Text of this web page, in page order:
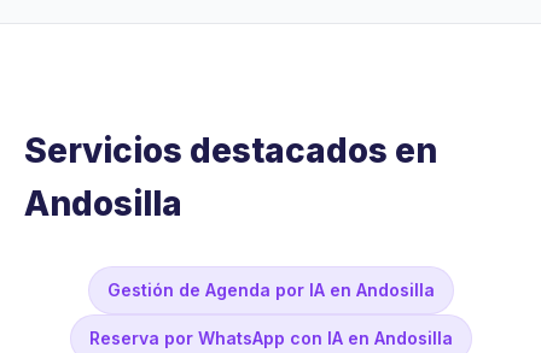
Servicios destacados en
Andosilla
Gestión de Agenda por IA en Andosilla
Reserva por WhatsApp con IA en Andosilla